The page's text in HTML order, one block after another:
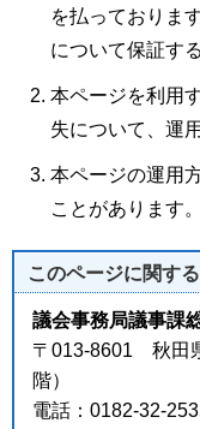
を払っておりま
について保証す
本ページを利用
失について、運
本ページの運用
ことがあります。
このページに関する
議会事務局議事課
〒013-8601 秋田
階）
電話：0182-32-